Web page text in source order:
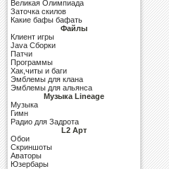
Великая Олимпиада
Заточка скилов
Какие бафы бафать
Файлы
Клиент игры
Java Сборки
Патчи
Программы
Хак,читы и баги
Эмблемы для клана
Эмблемы для альянса
Музыка Lineage
Музыка
Гимн
Радио для Задрота
L2 Арт
Обои
Скриншоты
Аваторы
Юзербары